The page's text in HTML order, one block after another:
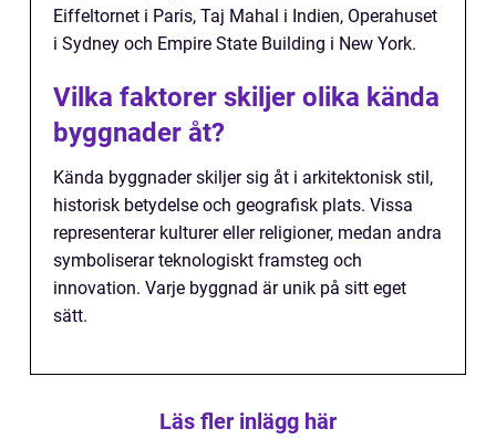
Eiffeltornet i Paris, Taj Mahal i Indien, Operahuset
i Sydney och Empire State Building i New York.
Vilka faktorer skiljer olika kända
byggnader åt?
Kända byggnader skiljer sig åt i arkitektonisk stil,
historisk betydelse och geografisk plats. Vissa
representerar kulturer eller religioner, medan andra
symboliserar teknologiskt framsteg och
innovation. Varje byggnad är unik på sitt eget
sätt.
Läs fler inlägg här